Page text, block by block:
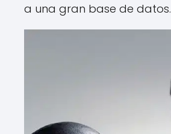
a una gran base de datos.